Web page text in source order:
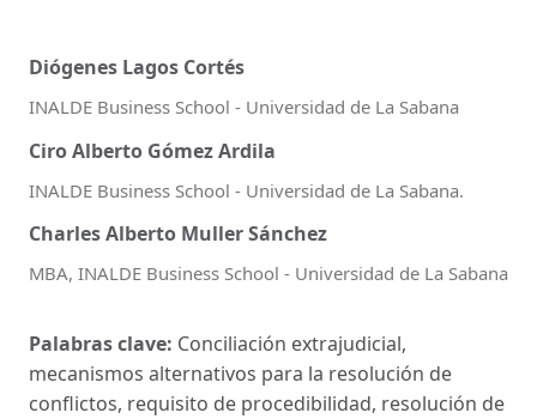
Diógenes Lagos Cortés
INALDE Business School - Universidad de La Sabana
Ciro Alberto Gómez Ardila
INALDE Business School - Universidad de La Sabana.
Charles Alberto Muller Sánchez
MBA, INALDE Business School - Universidad de La Sabana
Palabras clave: Conciliación extrajudicial,
mecanismos alternativos para la resolución de
conflictos, requisito de procedibilidad, resolución de